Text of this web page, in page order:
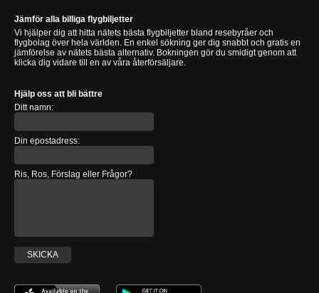
Jämför alla billiga flygbiljetter
Vi hjälper dig att hitta nätets bästa flygbiljetter bland resebyråer och
flygbolag över hela världen. En enkel sökning ger dig snabbt och gratis en
jämförelse av nätets bästa alternativ. Bokningen gör du smidigt genom att
klicka dig vidare till en av våra återförsäljare.
Hjälp oss att bli bättre
Ditt namn:
Din epostadress:
Ris, Ros, Förslag eller Frågor?
SKICKA